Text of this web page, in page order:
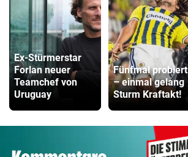
Ex-Stürmerstar
Forlan neuer
Teamchef von
Uruguay
Fünfmal probiert
– einmal gelang
Sturm Kraftakt!